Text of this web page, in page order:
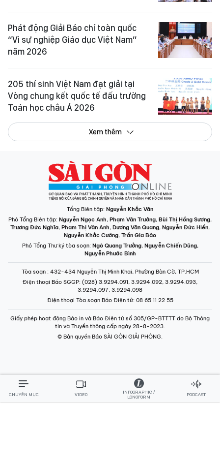
Phát động Giải Báo chí toàn quốc
“Vì sự nghiệp Giáo dục Việt Nam”
năm 2026
205 thí sinh Việt Nam đạt giải tại
Vòng chung kết quốc tế đấu trường
Toán học châu Á 2026
Xem thêm
Tổng Biên tập: Nguyễn Khắc Văn
Phó Tổng Biên tập: Nguyễn Ngọc Anh, Phạm Văn Trường, Bùi Thị Hồng Sương,
Trương Đức Nghĩa, Phạm Thị Vân Anh, Dương Văn Quang, Nguyễn Đức Hiển,
Nguyễn Khắc Cường, Trần Gia Bảo
Phó Tổng Thư ký tòa soạn: Ngô Quang Trưởng, Nguyễn Chiến Dũng,
Nguyễn Phước Bình
Tòa soạn : 432-434 Nguyễn Thị Minh Khai, Phường Bàn Cờ, TP.HCM
Điện thoại Báo SGGP: (028) 3.9294.091, 3.9294.092, 3.9294.093,
3.9294.097, 3.9294.098
Điện thoại Tòa soạn Báo Điện tử: 08 65 11 22 55
Giấy phép hoạt động Báo in và Báo Điện tử số 305/GP-BTTTT do Bộ Thông
tin và Truyền thông cấp ngày 28-8-2023.
© Bản quyền Báo SÀI GÒN GIẢI PHÓNG.
CHUYÊN MỤC VIDEO
INFOGRAPHIC /
LONGFORM
PODCAST